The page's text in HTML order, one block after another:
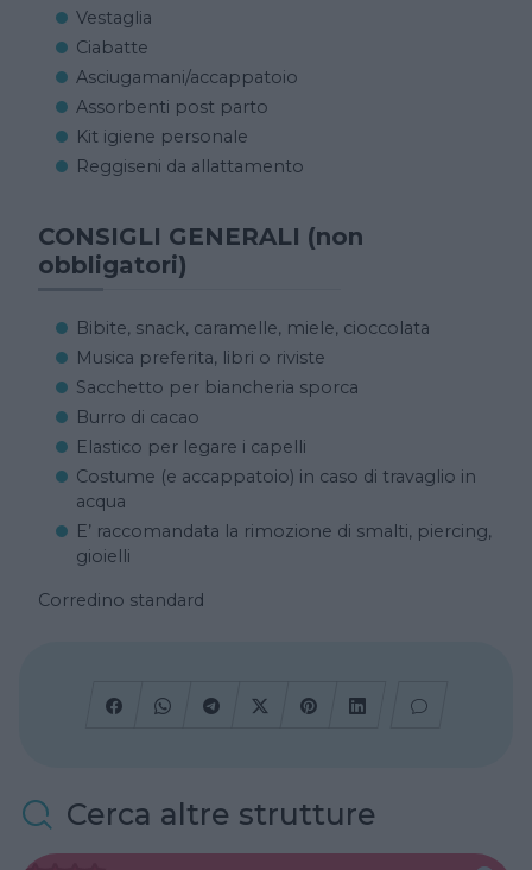
Vestaglia
Ciabatte
Asciugamani/accappatoio
Assorbenti post parto
Kit igiene personale
Reggiseni da allattamento
CONSIGLI GENERALI (non
obbligatori)
Bibite, snack, caramelle, miele, cioccolata
Musica preferita, libri o riviste
Sacchetto per biancheria sporca
Burro di cacao
Elastico per legare i capelli
Costume (e accappatoio) in caso di travaglio in
acqua
E’ raccomandata la rimozione di smalti, piercing,
gioielli
Corredino standard
Cerca altre strutture